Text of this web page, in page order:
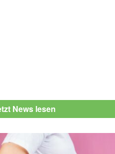
News lesen